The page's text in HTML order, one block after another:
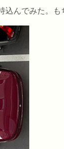
んでみた。も